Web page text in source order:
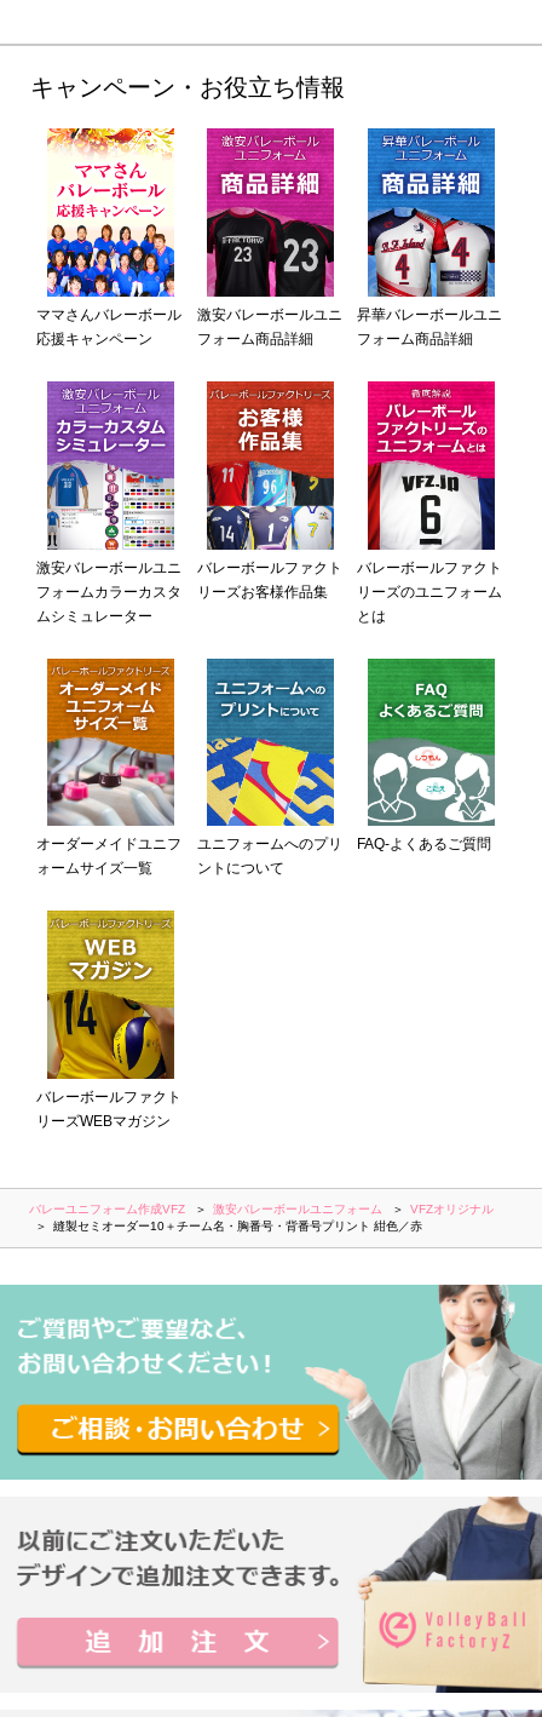
キャンペーン・お役立ち情報
ママさんバレーボール
応援キャンペーン
激安バレーボールユニ
フォーム商品詳細
昇華バレーボールユニ
フォーム商品詳細
激安バレーボールユニ
フォームカラーカスタ
ムシミュレーター
バレーボールファクト
リーズお客様作品集
バレーボールファクト
リーズのユニフォーム
とは
オーダーメイドユニフ
ォームサイズ一覧
ユニフォームへのプリ
ントについて
FAQ-よくあるご質問
バレーボールファクト
リーズWEBマガジン
バレーユニフォーム作成VFZ 激安バレーボールユニフォーム
VFZオリジナル
縫製セミオーダー10＋チーム名・胸番号・背番号プリント 紺色／赤